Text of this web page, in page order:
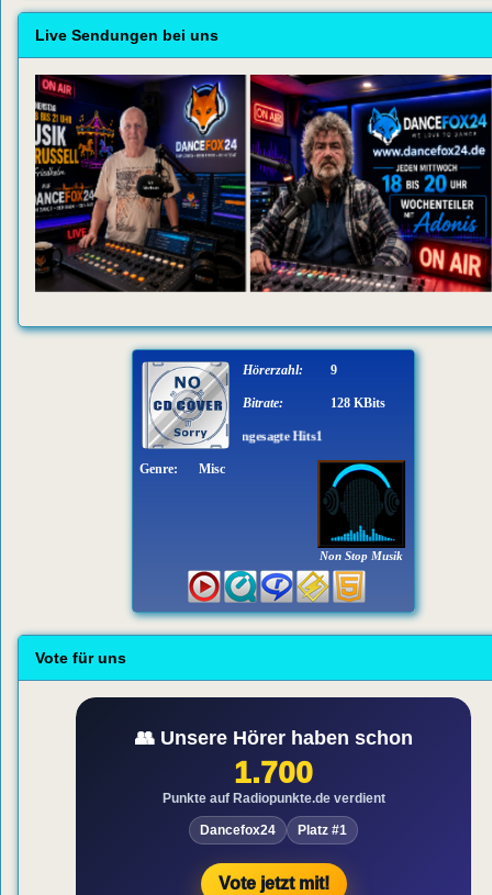
Live Sendungen bei uns
Non Stop Musik
Dancefox24 - Angesagte Hits1
Hörerzahl: 9
Bitrate: 128 KBits
Genre: Misc
Vote für uns